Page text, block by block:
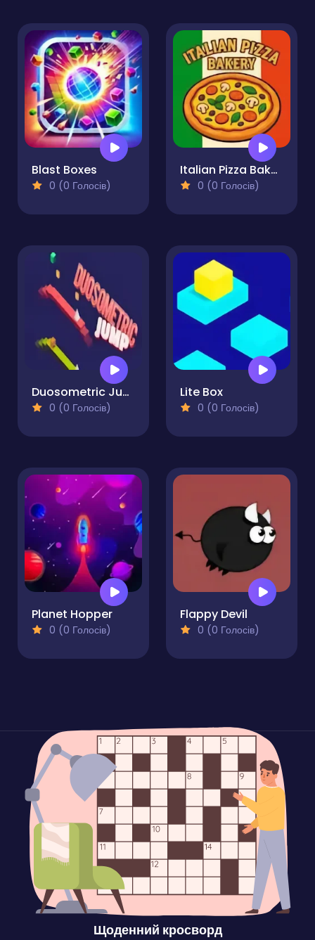
Blast Boxes
0 (0 Голосів)
Italian Pizza Bakery
0 (0 Голосів)
Duosometric Jump
0 (0 Голосів)
Lite Box
0 (0 Голосів)
Planet Hopper
0 (0 Голосів)
Flappy Devil
0 (0 Голосів)
Щоденний кросворд